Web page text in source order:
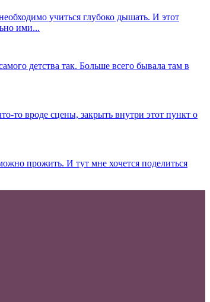
учиться глубоко дышать. И этот
ими...
детства так. Больше всего бывала там в
то вроде сцены, закрыть внутри этот пункт о
прожить. И тут мне хочется поделиться